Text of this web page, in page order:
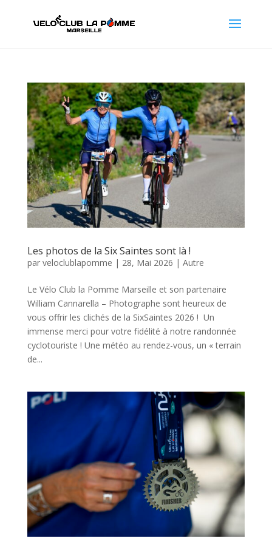
Les photos de la Six Saintes sont là !
par veloclublapomme | 28, Mai 2026 | Autre
Le Vélo Club la Pomme Marseille et son partenaire
William Cannarella – Photographe sont heureux de
vous offrir les clichés de la SixSaintes 2026 ! Un
immense merci pour votre fidélité à notre randonnée
cyclotouriste ! Une météo au rendez-vous, un « terrain
de...